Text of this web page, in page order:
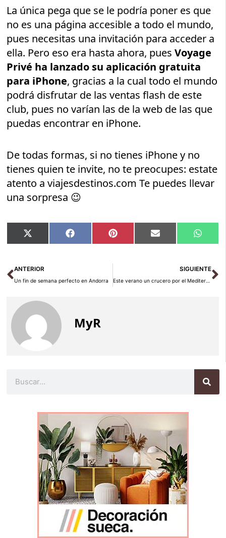
La única pega que se le podría poner es que
no es una página accesible a todo el mundo,
pues necesitas una invitación para acceder a
ella. Pero eso era hasta ahora, puesVoyage
Privé ha lanzado su aplicación gratuita
para iPhone, gracias a la cual todo el mundo
podrá disfrutar de las ventas flash de este
club, pues no varían las de la web de las que
puedas encontrar en iPhone.
De todas formas, si no tienes iPhone y no
tienes quien te invite, no te preocupes: estate
atento a viajesdestinos.com Te puedes llevar
una sorpresa 😉
Compartir
en
X
(Twitter)
Compartir
en
Facebook Compartir
en
Pinterest Compartir
en
Email
en
Ant
ANTERIOR
Un fin de semana perfecto en Andorra
SIGUIENTE
Este verano un crucero por el Mediterráneo
MyR